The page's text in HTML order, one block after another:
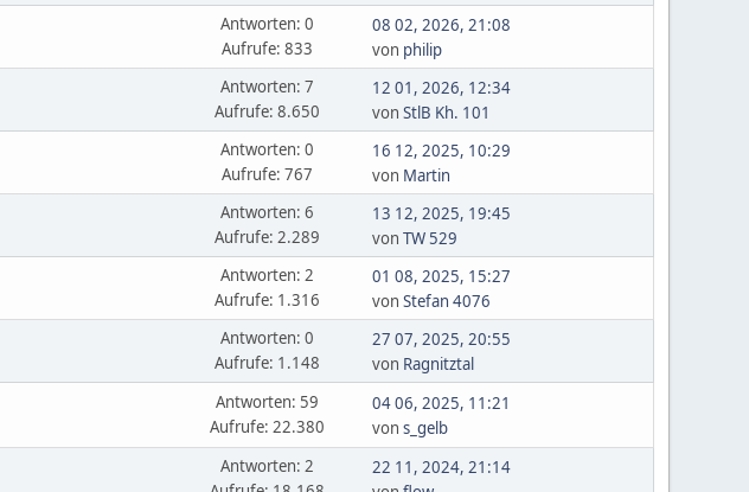
Antworten: 0
Aufrufe: 833
08 02, 2026, 21:08
von philip
Antworten: 7
Aufrufe: 8.650
12 01, 2026, 12:34
vonStlB Kh. 101
Antworten: 0
Aufrufe: 767
16 12, 2025, 10:29
von Martin
Antworten: 6
Aufrufe: 2.289
13 12, 2025, 19:45
vonTW 529
Antworten: 2
Aufrufe: 1.316
01 08, 2025, 15:27
vonStefan 4076
Antworten: 0
Aufrufe: 1.148
27 07, 2025, 20:55
von Ragnitztal
Antworten: 59
Aufrufe: 22.380
04 06, 2025, 11:21
vons_gelb
Antworten: 2
22 11, 2024, 21:14